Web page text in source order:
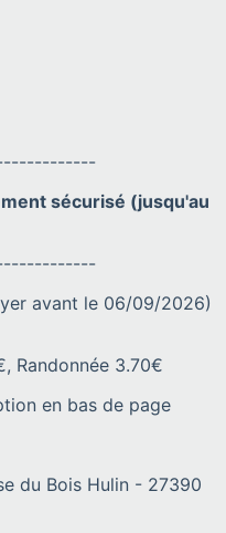
sécurisé (jusqu'au
avant le 06/09/2026)
Randonnée 3.70€
en bas de page
du Bois Hulin - 27390